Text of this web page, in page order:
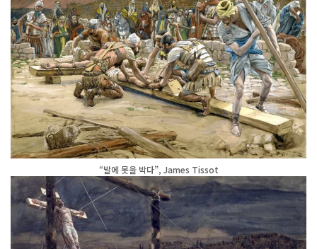
“발에 못을 박다”, James Tissot